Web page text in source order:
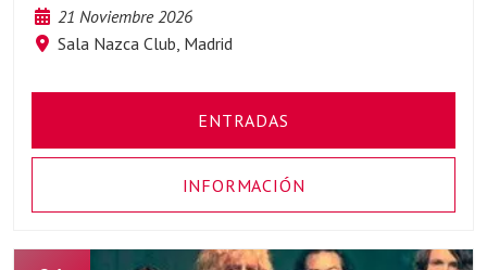
21 Noviembre 2026
Sala Nazca Club, Madrid
ENTRADAS
INFORMACIÓN